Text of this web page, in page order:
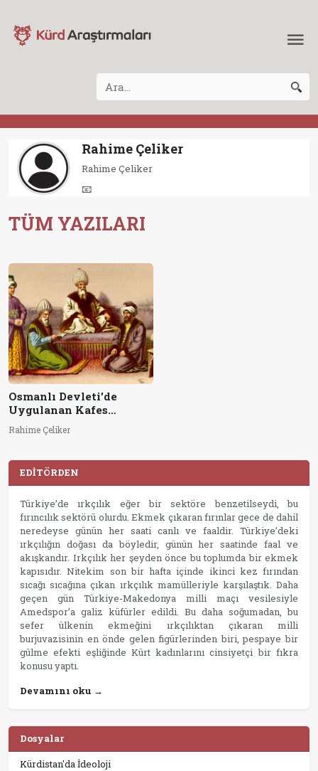
Rahime Çeliker
Rahime Çeliker
📧
TÜM YAZILARI
Osmanlı Devleti’de
Uygulanan Kafes
Sisteminin Psikotarihsel
Bağlamda İncelenmesi
Rahime Çeliker
EDİTÖRDEN
Türkiye’de ırkçılık eğer bir sektöre benzetilseydi, bu
fırıncılık sektörü olurdu. Ekmek çıkaran fırınlar gece de dahil
neredeyse günün her saati canlı ve faaldir. Türkiye’deki
ırkçılığın doğası da böyledir, günün her saatinde faal ve
akışkandır. Irkçılık her şeyden önce bu toplumda bir ekmek
kapısıdır. Nitekim son bir hafta içinde ikinci kez fırından
sıcağı sıcağına çıkan ırkçılık mamülleriyle karşılaştık. Daha
geçen gün Türkiye-Makedonya milli maçı vesilesiyle
Amedspor’a galiz küfürler edildi. Bu daha soğumadan, bu
sefer ülkenin ekmeğini ırkçılıktan çıkaran milli
burjuvazisinin en önde gelen figürlerinden biri, pespaye bir
gülme efekti eşliğinde Kürt kadınlarını cinsiyetçi bir fıkra
konusu yaptı.
Devamını oku →
Dosyalar
Kürdistan'da İdeoloji